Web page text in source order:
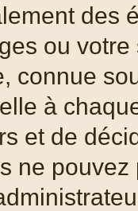
des
ou
connue
à
et de
ne pouvez